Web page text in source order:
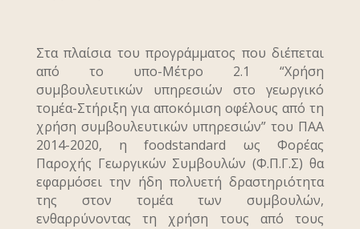
Στα πλαίσια του προγράμματος που διέπεται
από το υπο-Μέτρο 2.1 “Χρήση
συμβουλευτικών υπηρεσιών στο γεωργικό
τομέα-Στήριξη για αποκόμιση οφέλους από τη
χρήση συμβουλευτικών υπηρεσιών” του ΠΑΑ
2014-2020, η foodstandard ως Φορέας
Παροχής Γεωργικών Συμβουλών (Φ.Π.Γ.Σ) θα
εφαρμόσει την ήδη πολυετή δραστηριότητα
της στον τομέα των συμβουλών,
ενθαρρύνοντας τη χρήση τους από τους